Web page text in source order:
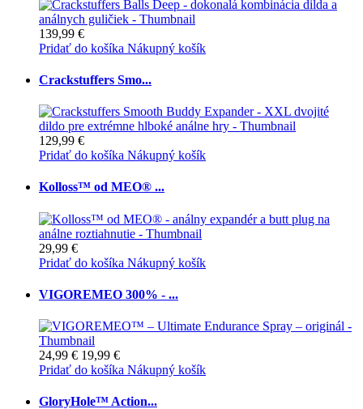
139,99 €
Pridať do košíka Nákupný košík
Crackstuffers Smo...
129,99 €
Pridať do košíka Nákupný košík
Kolloss™ od MEO® ...
29,99 €
Pridať do košíka Nákupný košík
VIGOREMEO 300% - ...
24,99 € 19,99 €
Pridať do košíka Nákupný košík
GloryHole™ Action...